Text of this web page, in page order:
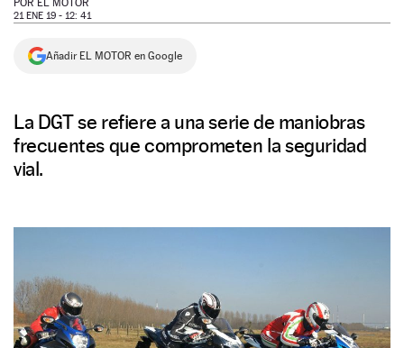
NEWSLETTER
POR EL MOTOR
21 ENE 19 - 12: 41
Añadir EL MOTOR en Google
La DGT se refiere a una serie de maniobras
frecuentes que comprometen la seguridad
vial.